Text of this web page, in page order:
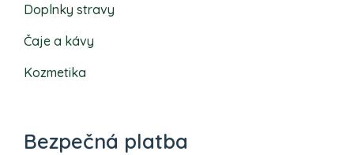
Doplnky stravy
Čaje a kávy
Kozmetika
Bezpečná platba